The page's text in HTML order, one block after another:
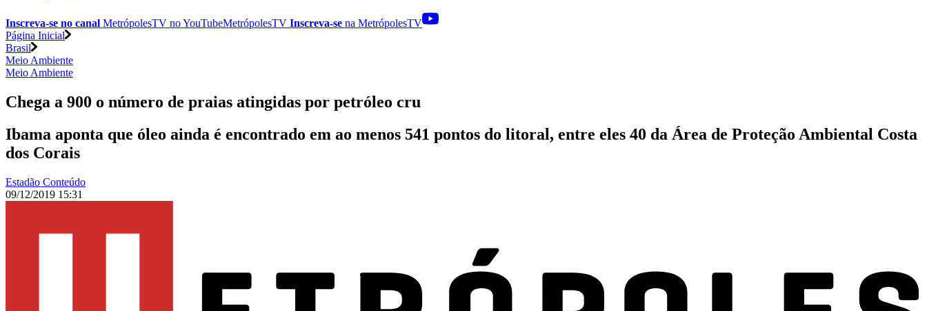
Inscreva-se no canal MetrópolesTV noYouTubeMetrópolesTV Inscreva-se na MetrópolesTV
Página Inicial
Brasil
Meio Ambiente
Meio Ambiente
Chega a 900 o número de praias atingidas por petróleo cru
Ibama aponta que óleo ainda é encontrado em ao menos 541 pontos do litoral, entre eles 40 da Área de Proteção Ambiental Costa
dos Corais
Estadão Conteúdo
09/12/2019 15:31